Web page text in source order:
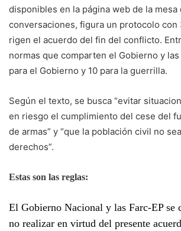
disponibles en la página web de la mesa
conversaciones, figura un protocolo con
rigen el acuerdo del fin del conflicto.
normas que comparten el Gobierno y
para el Gobierno y 10 para la guerrilla.
Según el texto, se busca “evitar
en riesgo el cumplimiento del cese del
de armas” y “que la población civil no
derechos”.
Estas son las reglas:
El Gobierno Nacional y las Farc-EP se
no realizar en virtud del presente